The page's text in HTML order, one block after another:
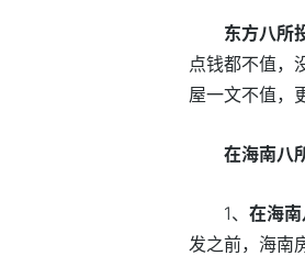
东方八所
点钱都不值，
屋一文不值，
在海南八
1、 在海
发之前，海南